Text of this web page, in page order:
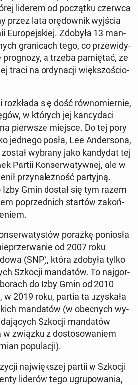
liderem od po­cząt­ku czerwca
przez lata orę­dow­nik wyjścia
Eu­ro­pej­skiej. Zdobyła 13 man­
gra­ni­cach tego, co prze­wi­dy­
pro­gno­zy, a trzeba pa­mię­tać, że
traci na or­dy­na­cji więk­szo­ścio­
roz­kła­da się dość rów­no­mier­nie,
w których jej kan­dy­da­ci
pierw­sze miejsce. Do tej pory
jednego posła, Lee An­der­so­na,
wybrany jako kan­dy­dat tej
Partii Kon­ser­wa­tyw­nej, ale w
przy­na­leż­ność par­tyj­ną.
Gmin dostał się tym razem
po­przed­nich startów za­koń­
porażkę po­nio­sła
od 2007 roku
(SNP), która zdobyła tylko
Szkocji man­da­tów. To naj­gor­
do Izby Gmin od 2010
w 2019 roku, partia ta uzy­ska­ła
man­da­tów (w obec­nych wy­
Szkocji man­da­tów
w związku z do­sto­so­wa­niem
po­pu­la­cji).
naj­więk­szej partii w Szkocji
liderów tego ugru­po­wa­nia,